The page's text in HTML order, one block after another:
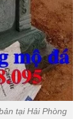
tại Hải Phòng